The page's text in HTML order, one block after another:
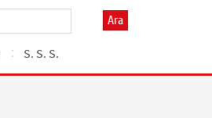
Ara
S. S. S.